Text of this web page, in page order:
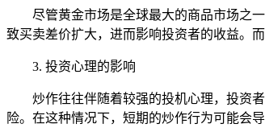
尽管黄金市场是全球最大的商品市场之
致买卖差价扩大，进而影响投资者的收益。
3. 投资心理的影响
炒作往往伴随着较强的投机心理，投资
险。在这种情况下，短期的炒作行为可能会